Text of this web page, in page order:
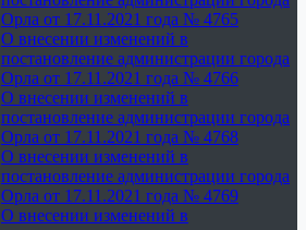
Орла от 17.11.2021 года № 4765
О внесении изменений в
постановление администрации города
Орла от 17.11.2021 года № 4766
О внесении изменений в
постановление администрации города
Орла от 17.11.2021 года № 4768
О внесении изменений в
постановление администрации города
Орла от 17.11.2021 года № 4769
О внесении изменений в